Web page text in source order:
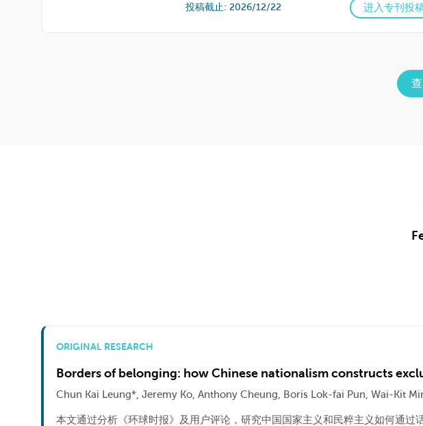
投稿截止: 2026/12/22 进入专刊投
ORIGINAL RESEARCH
Borders of belonging: how Chinese nationalism constructs
Chun Kai Leung*, Jeremy Ko, Anthony Cheung, Boris Lok-fai Pun, Wai-Kit
本文通过分析《环球时报》及用户评论，研究中国国家主义和民粹主义如何通